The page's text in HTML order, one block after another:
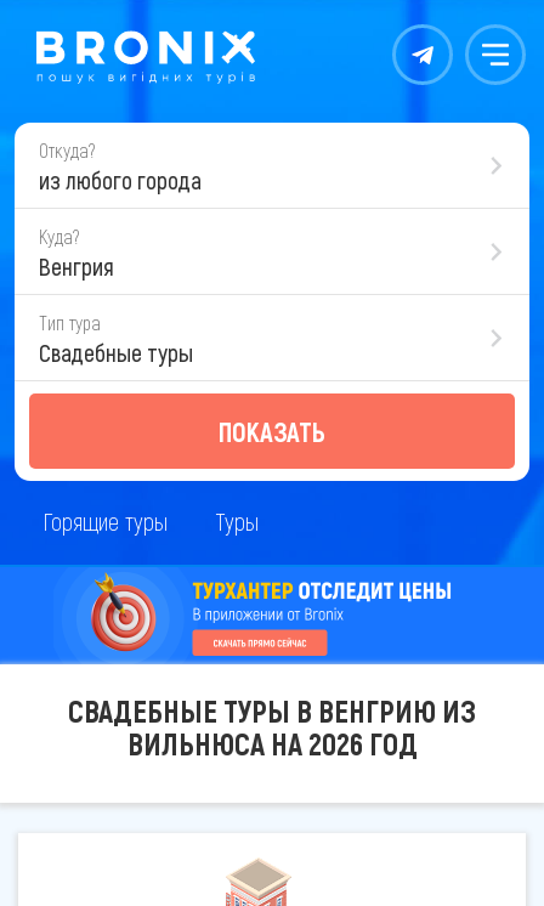
Контакты Меню
Откуда?
из любого города
Куда?
Венгрия
Тип тура
Свадебные туры
ПОКАЗАТЬ
Горящие туры Туры
СВАДЕБНЫЕ ТУРЫ В ВЕНГРИЮ ИЗ
ВИЛЬНЮСА НА 2026 ГОД